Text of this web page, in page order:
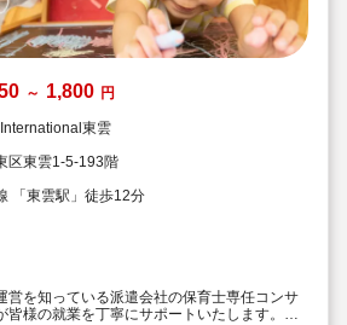
～ 1,800 円
東雲
区東雲1-5-193階
「東雲駅」徒歩12分
を知っている派遣会社の保育士専任コンサ
皆様の就業を丁寧にサポートいたします。